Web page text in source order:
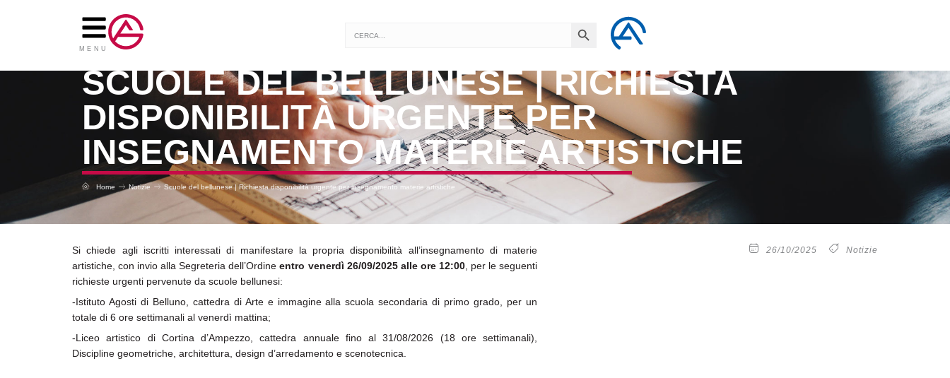
MENU
for:
SEARCH BUTTON
SCUOLE DEL BELLUNESE | RICHIESTA
DISPONIBILITÀ URGENTE PER
INSEGNAMENTO MATERIE ARTISTICHE
Home Notizie Scuole del bellunese | Richiesta disponibilità urgente per insegnamento materie artistiche
Si chiede agli iscritti interessati di manifestare la propria disponibilità all’insegnamento di materie
artistiche, con invio alla Segreteria dell’Ordineentro venerdì 26/09/2025 alle ore 12:00, per le seguenti
richieste urgenti pervenute da scuole bellunesi:
-Istituto Agosti di Belluno, cattedra di Arte e immagine alla scuola secondaria di primo grado, per un
totale di 6 ore settimanali al venerdì mattina;
-Liceo artistico di Cortina d’Ampezzo, cattedra annuale fino al 31/08/2026 (18 ore settimanali),
Discipline geometriche, architettura, design d’arredamento e scenotecnica.
26/10/2025 Notizie